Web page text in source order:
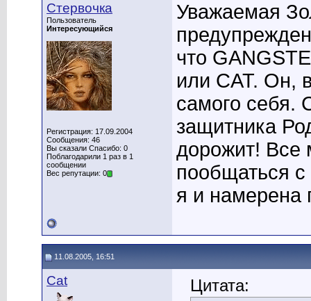
Стервочка
Пользователь
Интересующийся
Регистрация: 17.09.2004
Сообщения: 46
Вы сказали Спасибо: 0
Поблагодарили 1 раз в 1
сообщении
Вес репутации: 0
Уважаемая
что
или CAT. Он,
самого себя.
защитника
дорожит! Все
пообщаться
я и намерена
11.08.2005, 16:51
Cat Цитата: